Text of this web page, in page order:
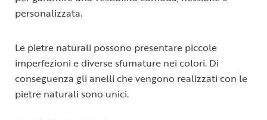
personalizzata.
Le pietre naturali possono presentare piccole
imperfezioni e diverse sfumature nei colori. Di
conseguenza gli anelli che vengono realizzati con le
pietre naturali sono unici.